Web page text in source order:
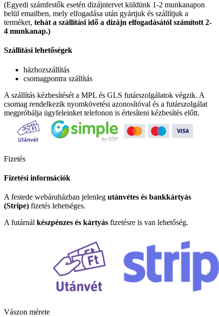
(Egyedi számfestők esetén dizájntervet küldünk 1-2 munkanapon
belül emailben, mely elfogadása után gyártjuk és szállítjuk a
terméket, tehát a szállítási idő a dizájn elfogadásától számított 2-
4 munkanap.)
Szállítási lehetőségek
házhozszállítás
csomagpontra szállítás
A szállítás kézbesítését a MPL és GLS futárszolgálatok végzik. A
csomag rendelkezik nyomkövetési azonosítóval és a futárszolgálat
megpróbálja ügyfeleinket telefonon is értesíteni kézbesítés előtt.
Fizetés
Fizetési információk
A festede webáruházban jelenleg utánvétes és bankkártyás
(Stripe) fizetés lehetséges.
A futárnál készpénzes és kártyás fizetésre is van lehetőség.
Vászon mérete